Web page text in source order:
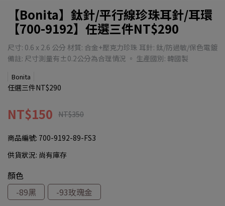
【Bonita】鈦針/平行線珍珠耳針/耳環
【700-9192】任選三件NT$290
尺寸: 0.6 x 2.6 公分 材質: 合金+壓克力珍珠 耳針: 鈦/防過敏/保色電鍍
備註: 尺寸測量有±0.2公分為合理情況 。 生產國別: 韓國製
Bonita
任選三件NT$290
NT$150 NT$350
商品編號: 700-9192-89-FS3
供貨狀況: 尚有庫存
顏色
-89黑
-93玫瑰金